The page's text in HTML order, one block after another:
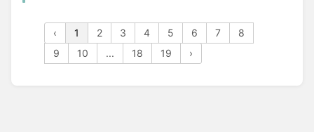
‹ 1 2 3 4 5 6 7
8
9
10 ... 18 19 ›